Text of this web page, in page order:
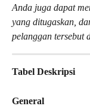
Anda juga dapat
yang ditugaskan,
pelanggan tersebut
Tabel Deskripsi
General